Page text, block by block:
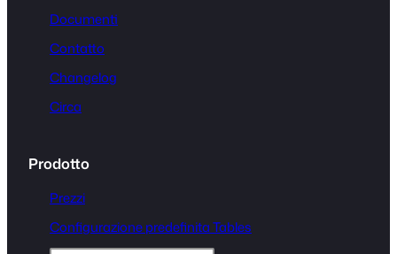
Documenti
Contatto
Changelog
Circa
Prodotto
Prezzi
Configurazione predefinita Tables